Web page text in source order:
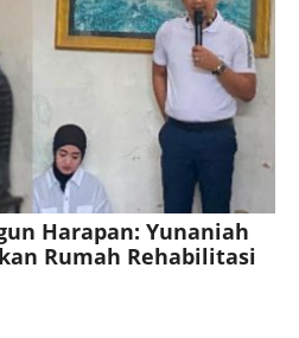
Harapan: Yunaniah
Rumah Rehabilitasi